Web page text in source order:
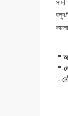
*
*-
-